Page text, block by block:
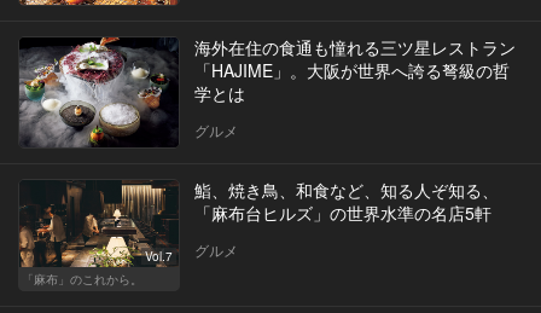
海外在住の食通も憧れる三ツ星レストラン
「HAJIME」。大阪が世界へ誇る弩級の哲
学とは
グルメ
Vol.7
「麻布」のこれから。
鮨、焼き鳥、和食など、知る人ぞ知る、
「麻布台ヒルズ」の世界水準の名店5軒
グルメ